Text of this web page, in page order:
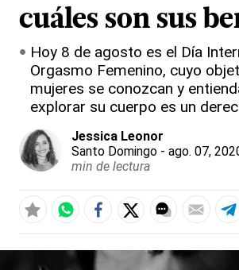
cuáles son sus
Hoy 8 de agosto es el Día
Orgasmo Femenino, cuyo
mujeres se conozcan y
explorar su cuerpo es un
Jessica Leonor
Santo Domingo - ago. 07,
min de lectura